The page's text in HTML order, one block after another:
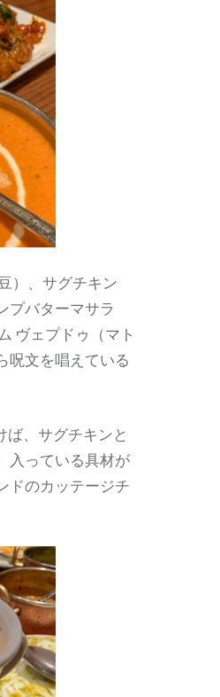
）、サグチキン
プバターマサラ
ヴェプドゥ（マト
呪文を唱えている
ば、サグチキンと
入っている具材が
ドのカッテージチ